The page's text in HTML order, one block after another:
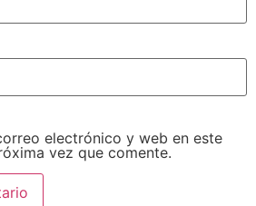
electrónico y web en este
vez que comente.